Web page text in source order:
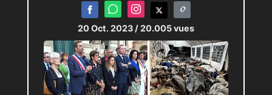
20 Oct. 2023 / 20.005 vues